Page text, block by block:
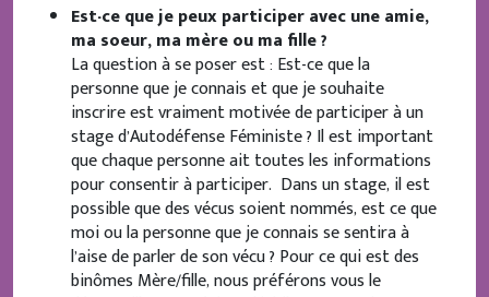
Est-ce que je peux participer avec une amie,
ma soeur, ma mère ou ma fille ?
La question à se poser est : Est-ce que la
personne que je connais et que je souhaite
inscrire est vraiment motivée de participer à un
stage d’Autodéfense Féministe ? Il est important
que chaque personne ait toutes les informations
pour consentir à participer. Dans un stage, il est
possible que des vécus soient nommés, est ce que
moi ou la personne que je connais se sentira à
l’aise de parler de son vécu ? Pour ce qui est des
binômes Mère/fille, nous préférons vous le